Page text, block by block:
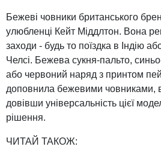
Бежеві човники британського
улюбленці Кейт Міддлтон. Вона
заходи - будь то поїздка в Індію
Челсі. Бежева сукня-пальто,
або червоний наряд з принтом
доповнила бежевими човниками,
довівши універсальність цієї
рішення.
ЧИТАЙ ТАКОЖ: